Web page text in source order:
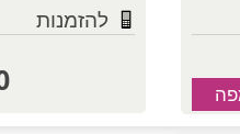
להזמנות